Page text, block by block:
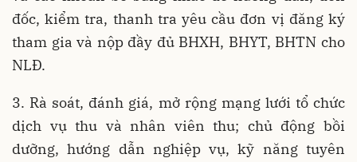
đốc, kiểm tra, thanh tra yêu cầu đơn vị đăng ký
tham gia và nộp đầy đủ BHXH, BHYT, BHTN cho
NLĐ.
3. Rà soát, đánh giá, mở rộng mạng lưới tổ chức
dịch vụ thu và nhân viên thu; chủ động bồi
dưỡng, hướng dẫn nghiệp vụ, kỹ năng tuyên